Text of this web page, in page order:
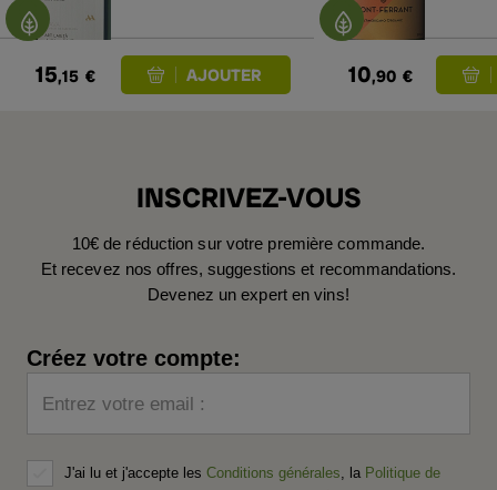
15,15 € 10,90 €
INSCRIVEZ-VOUS
10€ de réduction sur votre première commande.
Et recevez nos offres, suggestions et recommandations.
Devenez un expert en vins!
Créez votre compte:
Entrez votre email :
J'ai lu et j'accepte les Conditions générales , la Politique de